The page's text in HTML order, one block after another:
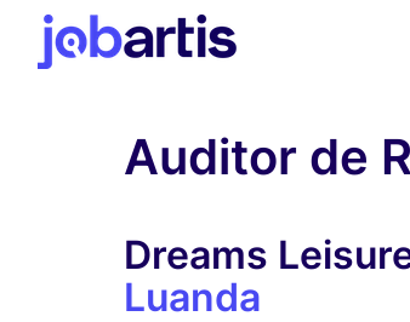
Auditor de
Dreams
Luanda